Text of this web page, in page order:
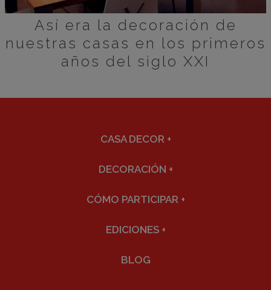
Así era la decoración de
nuestras casas en los primeros
años del siglo XXI
CASA DECOR +
DECORACIÓN +
CÓMO PARTICIPAR +
EDICIONES +
BLOG